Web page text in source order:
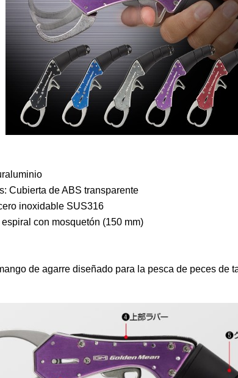
Cubierta de ABS transparente
inoxidable SUS316
con mosquetón (150 mm)
de agarre diseñado para la pesca de peces de